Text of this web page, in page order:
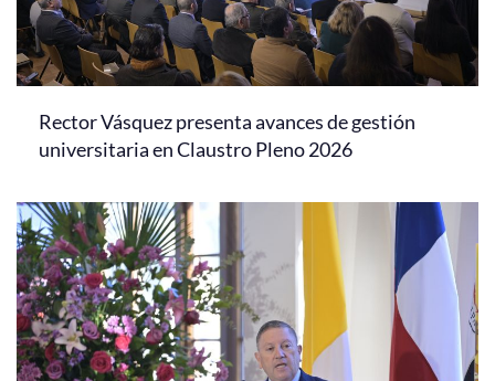
Rector Vásquez presenta avances de gestión
universitaria en Claustro Pleno 2026